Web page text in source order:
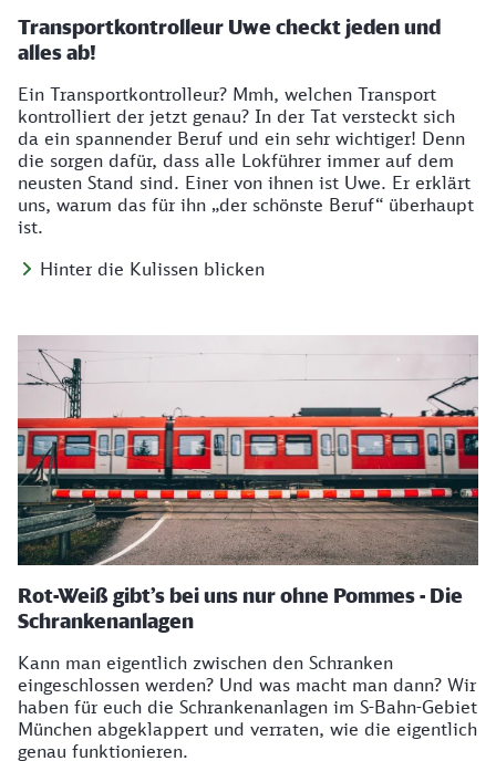
Transportkontrolleur Uwe checkt jeden und
alles ab!
Ein Transportkontrolleur? Mmh, welchen Transport
kontrolliert der jetzt genau? In der Tat versteckt sich
da ein spannender Beruf und ein sehr wichtiger! Denn
die sorgen dafür, dass alle Lokführer immer auf dem
neusten Stand sind. Einer von ihnen ist Uwe. Er erklärt
uns, warum das für ihn „der schönste Beruf“ überhaupt
ist.
Hinter die Kulissen blicken
Rot-Weiß gibt’s bei uns nur ohne Pommes - Die
Schrankenanlagen
Kann man eigentlich zwischen den Schranken
eingeschlossen werden? Und was macht man dann? Wir
haben für euch die Schrankenanlagen im S-Bahn-Gebiet
München abgeklappert und verraten, wie die eigentlich
genau funktionieren.